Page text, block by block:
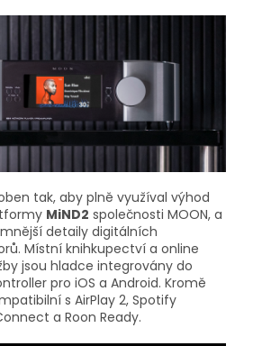
tak, aby plně využíval výhod
MiND2 společnosti MOON, a
detaily digitálních
Místní knihkupectví a online
jsou hladce integrovány do
pro iOS a Android. Kromě
s AirPlay 2, Spotify
a Roon Ready.